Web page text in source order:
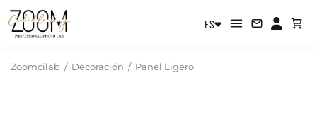
ES
Zoomcilab / Decoración / Panel Ligero